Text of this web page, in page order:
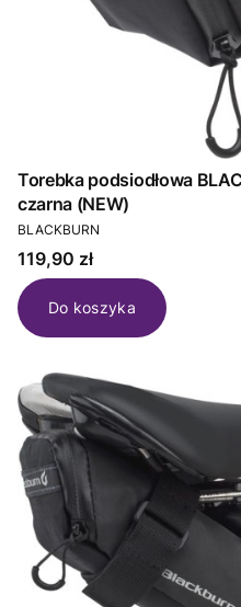
Torebka podsiodłowa
czarna (NEW)
PRODUCENT
BLACKBURN
Cena
119,90 zł
Do koszyka